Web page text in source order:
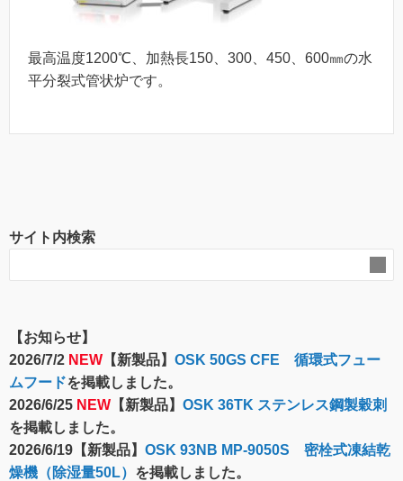
最高温度1200℃、加熱長150、300、450、600㎜の水
平分裂式管状炉です。
サイト内検索
【お知らせ】
2026/7/2 NEW 【新製品】 OSK 50GS CFE 循環式フュー
ムフードを掲載しました。
2026/6/25 NEW 【新製品】 OSK 36TK ステンレス鋼製穀刺
を掲載しました。
2026/6/19【新製品】 OSK 93NB MP-9050S 密栓式凍結乾
燥機（除湿量50L） を掲載しました。